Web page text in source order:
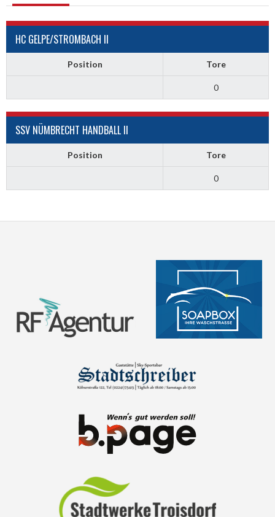
HC GELPE/STROMBACH II
Position Tore
0
SSV NÜMBRECHT HANDBALL II
Position Tore
0